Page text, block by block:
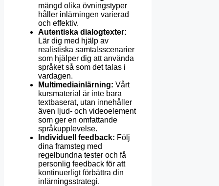
mängd olika övningstyper
håller inlärningen varierad
och effektiv.
Autentiska dialogtexter:
Lär dig med hjälp av
realistiska samtalsscenarier
som hjälper dig att använda
språket så som det talas i
vardagen.
Multimediainlärning: Vårt
kursmaterial är inte bara
textbaserat, utan innehåller
även ljud- och videoelement
som ger en omfattande
språkupplevelse.
Individuell feedback: Följ
dina framsteg med
regelbundna tester och få
personlig feedback för att
kontinuerligt förbättra din
inlärningsstrategi.